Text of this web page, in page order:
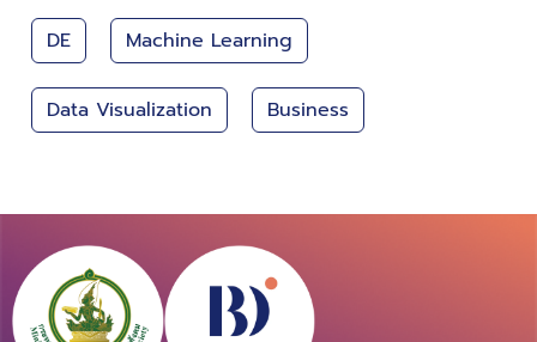
DE Machine Learning
Data Visualization Business